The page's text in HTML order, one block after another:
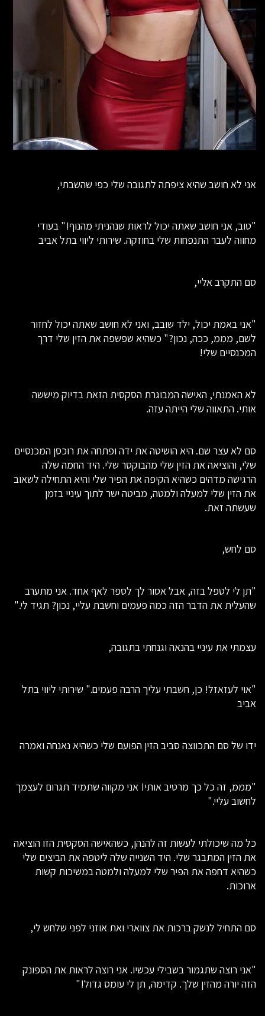
אני לא חושב שהיא ציפתה לתגובה שלי כפי שהשבתי,
"טוב, אני חושב שאתה יכול לראות שנהניתי מהנוף!" בעודי
מחווה לעבר התנפחות שלי בחוזקה. שירותי ליווי בתל אביב
סם התקרב אליי,
"אני באמת יכול, ילד שובב, ואני לא חושב שאתה יכול לחזור
לשם, מממ, ככה, נכון?" כשהיא שפשפה את הזין שלי דרך
המכנסיים שלי!
לא האמנתי, האישה המבוגרת הסקסית הזאת בדיוק מיששה
אותי. התאווה שלי הייתה עזה.
סם לא עצר שם. היא הושיטה את ידה ופתחה את רוכסן המכנסיים
שלי, והוציאה את הזין שלי מהבוקסר שלי. היד החמה שלה
הרגישה מדהים כשהיא הקיפה את הפיר שלי והיא התחילה לשאוב
את הזין שלי למעלה ולמטה, מביטה ישר לתוך עיניי בזמן
שעשתה זאת.
סם לחש,
"תן לי לטפל בזה, אבל אסור לך לספר לאף אחד. אני מתערב
שהעלית את הדבר הזה כמה פעמים וחשבת עליי, נכון? תגיד לי."
עצמתי את עיניי בהנאה וגנחתי בתגובה,
"אוי לעזאזל! כן, חשבתי עליך הרבה פעמים." שירותי ליווי בתל
אביב
ידו של סם התכווצה סביב הזין הפועם שלי כשהיא נאנחה ואמרה
"מממ, זה כל כך מרטיב אותי! אני מקווה שתמיד תגרום לעצמך
לחשוב עליי."
כל מה שיכולתי לעשות זה להנהן, כשהאישה הסקסית הזו הוציאה
את הזין המתבגר שלי. היד השנייה שלה ליטפה את הביצים שלי
כשהיא דחפה את הפיר שלי למעלה ולמטה במשיכות קשות
ארוכות.
סם התחיל לנשק ברכות את צווארי ואת אוזני לפני שלחש לי,
"אני רוצה שתגמור בשבילי עכשיו. אני רוצה לראות את הספונק
הזה יורה מהזין שלך. קדימה, תן לי עומס גדול!"